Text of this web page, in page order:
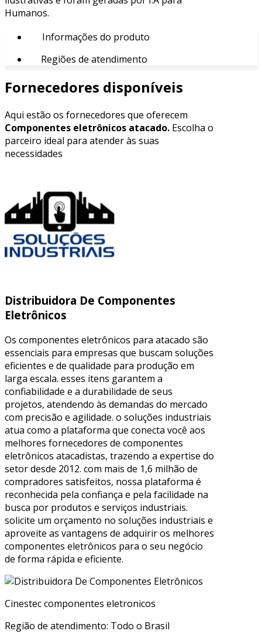
Humanos.
Informações do produto
Regiões de atendimento
Fornecedores disponíveis
Aqui estão os fornecedores que oferecem
Componentes eletrônicos atacado. Escolha o
parceiro ideal para atender às suas
necessidades
Distribuidora De Componentes
Eletrônicos
Os componentes eletrônicos para atacado são
essenciais para empresas que buscam soluções
eficientes e de qualidade para produção em
larga escala. esses itens garantem a
confiabilidade e a durabilidade de seus
projetos, atendendo às demandas do mercado
com precisão e agilidade. o soluções industriais
atua como a plataforma que conecta você aos
melhores fornecedores de componentes
eletrônicos atacadistas, trazendo a expertise do
setor desde 2012. com mais de 1,6 milhão de
compradores satisfeitos, nossa plataforma é
reconhecida pela confiança e pela facilidade na
busca por produtos e serviços industriais.
solicite um orçamento no soluções industriais e
aproveite as vantagens de adquirir os melhores
componentes eletrônicos para o seu negócio
de forma rápida e eficiente.
Cinestec componentes eletronicos
Região de atendimento: Todo o Brasil